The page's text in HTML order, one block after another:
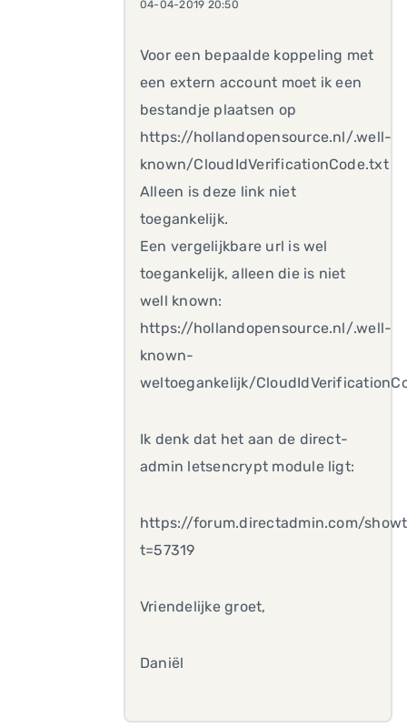
04-04-2019 20:50
Voor een bepaalde koppeling met
een extern account moet ik een
bestandje plaatsen op
https://hollandopensource.nl/.well-
known/CloudIdVerificationCode.txt
Alleen is deze link niet
toegankelijk.
Een vergelijkbare url is wel
toegankelijk, alleen die is niet
well known:
https://hollandopensource.nl/.well-
known-
weltoegankelijk/
Ik denk dat het aan de direct-
admin letsencrypt module ligt:
https://forum.directadmin.com/
t=57319
Vriendelijke groet,
Daniël